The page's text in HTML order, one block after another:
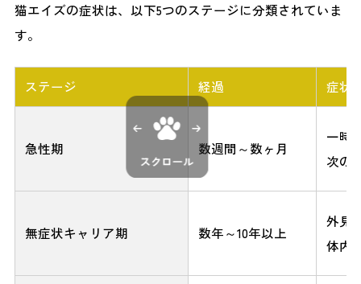
猫エイズの症状は、以下5つのステージに分類されていま
す。
ステージ 経過 症状
急性期 数週間～数ヶ月
一時
次の
無症状キャリア期 数年～10年以上
外見
体内